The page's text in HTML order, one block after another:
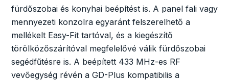
fürdőszobai és konyhai beépítést is. A panel fali vagy
mennyezeti konzolra egyaránt felszerelhető a
mellékelt Easy-Fit tartóval, és a kiegészítő
törölközőszárítóval megfelelővé válik fürdőszobai
segédfűtésre is. A beépített 433 MHz-es RF
vevőegység révén a GD-Plus kompatibilis a